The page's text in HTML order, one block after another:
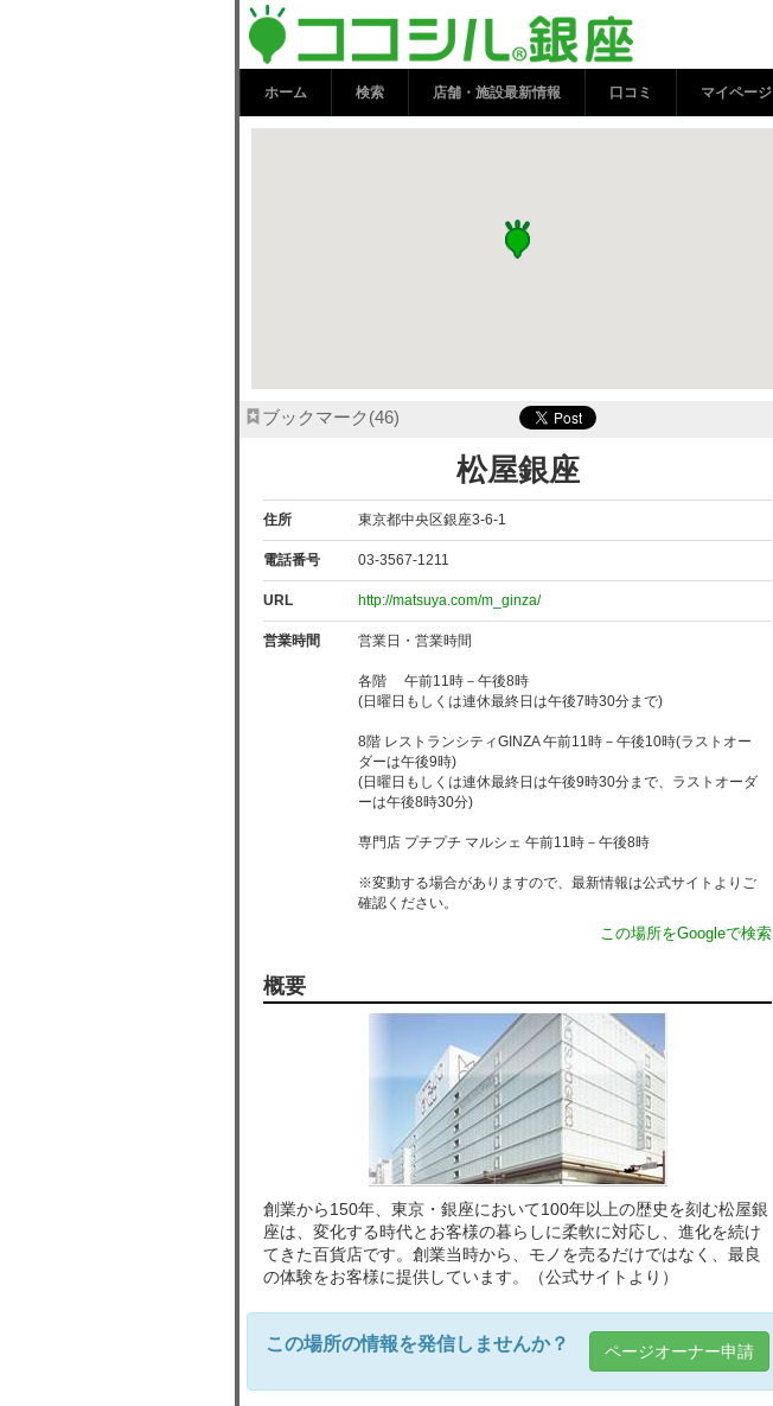
松屋銀座 | ココシル銀座
ホーム 検索 店舗・施設最新情報 口コミ マイページ
ブックマーク 46
松屋銀座
住所 東京都中央区銀座3-6-1
電話番号 03-3567-1211
URL http://matsuya.com/m_ginza/
営業時間 営業日・営業時間
各階 午前11時－午後8時
(日曜日もしくは連休最終日は午後7時30分まで)
8階 レストランシティGINZA 午前11時－午後10時(ラストオー
ダーは午後9時)
(日曜日もしくは連休最終日は午後9時30分まで、ラストオーダ
ーは午後8時30分)
専門店 プチプチ マルシェ 午前11時－午後8時
※変動する場合がありますので、最新情報は公式サイトよりご
確認ください。
この場所をGoogleで検索
概要
創業から150年、東京・銀座において100年以上の歴史を刻む松屋銀
座は、変化する時代とお客様の暮らしに柔軟に対応し、進化を続け
てきた百貨店です。創業当時から、モノを売るだけではなく、最良
の体験をお客様に提供しています。（公式サイトより）
この場所の情報を発信しませんか？ ページオーナー申請